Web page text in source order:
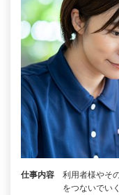
仕事内容
利用者様やそ
をつないでい